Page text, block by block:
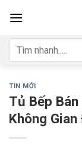
content
Tìm
kiếm:
TIN MỚI
Tủ Bếp
Không